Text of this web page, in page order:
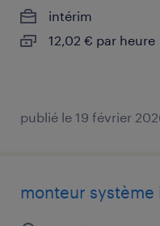
intérim
12,02 € par heure
publié le 19 février
monteur